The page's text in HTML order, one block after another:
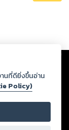
ละเมิดสิทธิใน
ลธรรม ดังนั้น ผู้อ่าน
ะหากท่านพบว่าส่วน
ท เพื่อทีมงานจะได้
ามพระราชบัญญัติ
นที่ดียิ่งขึ้นอ่าน
Policy)